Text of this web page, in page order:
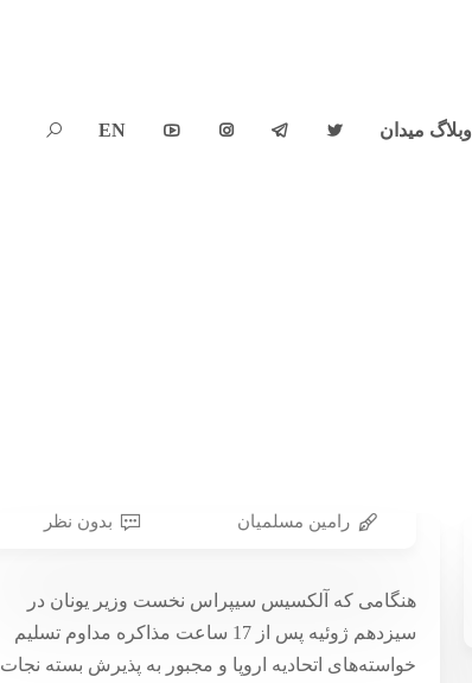
وبلاگ میدان 



EN

ژوئیه تا تسلیم سیزدهم ژوئیه
۱۱ شهریور ۱۳۹۴
رامین مسلمیان بدون نظر
هنگامی که آلکسیس سیپراس نخست وزیر یونان در
سیزدهم ژوئیه پس از 17 ساعت مذاکره مداوم تسلیم
خواسته‌های اتحادیه اروپا و مجبور به پذیرش بسته نجات